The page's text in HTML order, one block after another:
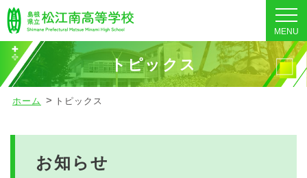
MENU
トピックス
ホーム トピックス
お知らせ